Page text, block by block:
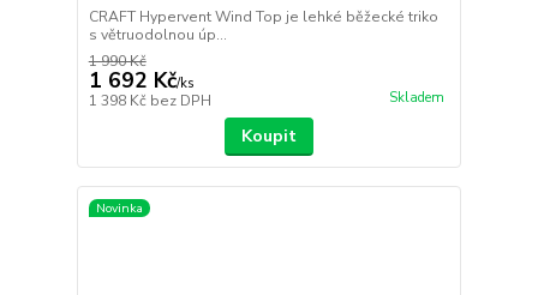
CRAFT Hypervent Wind Top je lehké běžecké triko
s větruodolnou úp...
1 990 Kč
1 692 Kč/ks
1 398 Kč bez DPH Skladem
Koupit
Novinka